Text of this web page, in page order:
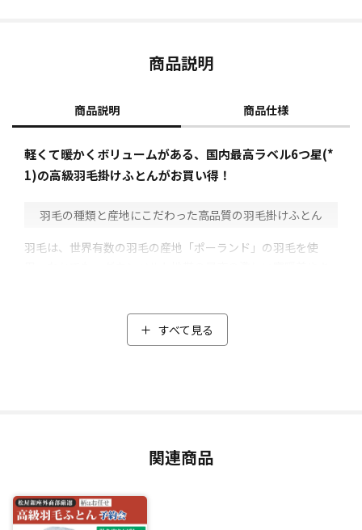
商品説明
商品説明 商品仕様
軽くて暖かくボリュームがある、国内最高ラベル6つ星(*
1)の高級羽毛掛けふとんがお買い得！
⽻⽑の種類と産地にこだわった高品質の羽毛掛けふとん
羽毛は、世界有数の羽毛の産地「ポーランド」の羽毛を使
ワイトマザーグース」をセレクト。
マザーグースはダウンが大きく耐久性が高いのが特徴で、空
暖かくボリュームのある高級羽毛掛けふとんに仕上がりまし
閑散期の今だからこそ実現した特別価格
すべて見る
関連商品